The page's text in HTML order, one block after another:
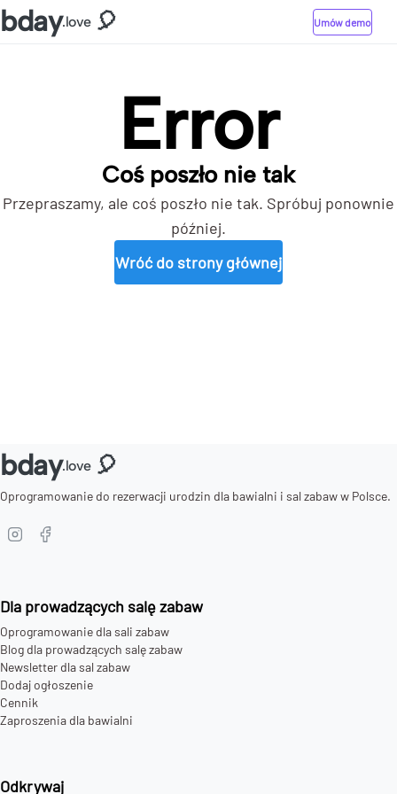
bday.love 🎈 Umów demo
Error
Coś poszło nie tak
Przepraszamy, ale coś poszło nie tak. Spróbuj ponownie
później.
Wróć do strony głównej
bday.love 🎈
Oprogramowanie do rezerwacji urodzin dla bawialni i sal zabaw w Polsce.
Dla prowadzących salę zabaw
Oprogramowanie dla sali zabaw
Blog dla prowadzących salę zabaw
Newsletter dla sal zabaw
Dodaj ogłoszenie
Cennik
Zaproszenia dla bawialni
Odkrywaj